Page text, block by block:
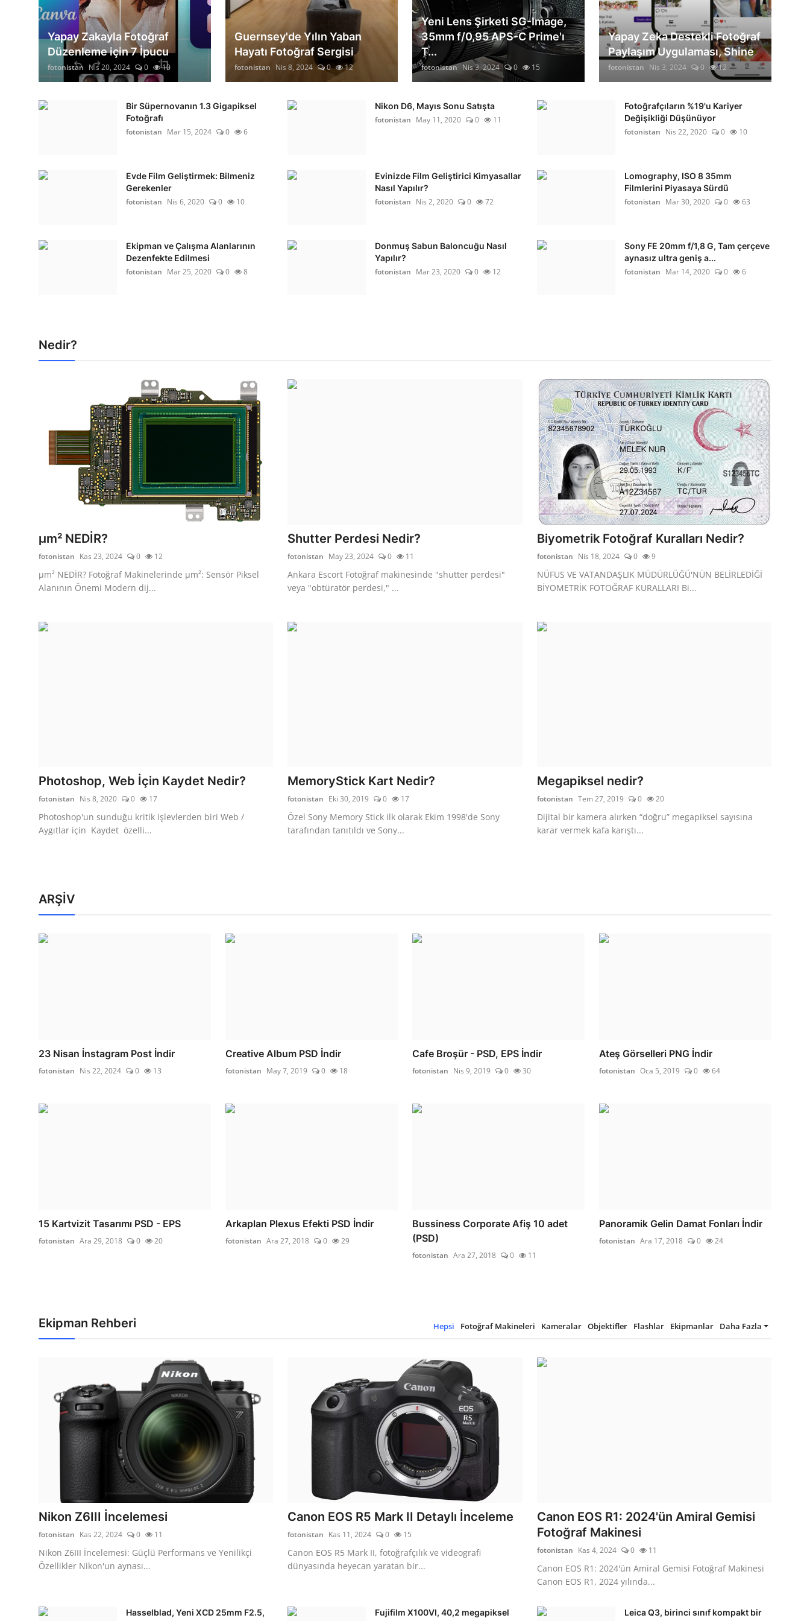
Yapay Zakayla Fotoğraf
Düzenleme için 7 İpucu
fotonistan Nis 20, 2024 0 10
Guernsey'de Yılın Yaban
Hayatı Fotoğraf Sergisi
fotonistan Nis 8, 2024 0 12
Yeni Lens Şirketi SG-Image,
35mm f/0,95 APS-C Prime'ı
T...
fotonistan Nis 3, 2024 0 15
Yapay Zeka Destekli Fotoğraf
Paylaşım Uygulaması, Shine
fotonistan Nis 3, 2024 0 12
Bir Süpernovanın 1.3 Gigapiksel
Fotoğrafı
fotonistan Mar 15, 2024 0 6
Nikon D6, Mayıs Sonu Satışta
fotonistan May 11, 2020 0 11
Fotoğrafçıların %19'u Kariyer
Değişikliği Düşünüyor
fotonistan Nis 22, 2020 0 10
Evde Film Geliştirmek: Bilmeniz
Gerekenler
fotonistan Nis 6, 2020 0 10
Evinizde Film Geliştirici Kimyasallar
Nasıl Yapılır?
fotonistan Nis 2, 2020 0 72
Lomography, ISO 8 35mm
Filmlerini Piyasaya Sürdü
fotonistan Mar 30, 2020 0 63
Ekipman ve Çalışma Alanlarının
Dezenfekte Edilmesi
fotonistan Mar 25, 2020 0 8
Donmuş Sabun Baloncuğu Nasıl
Yapılır?
fotonistan Mar 23, 2020 0 12
Sony FE 20mm f/1,8 G, Tam çerçeve
aynasız ultra geniş a...
fotonistan Mar 14, 2020 0 6
Nedir?
µm² NEDİR?
fotonistan Kas 23, 2024 0 12
µm² NEDİR? Fotoğraf Makinelerinde µm²: Sensör Piksel
Alanının Önemi Modern dij...
Shutter Perdesi Nedir?
fotonistan May 23, 2024 0 11
Ankara Escort Fotoğraf makinesinde "shutter perdesi"
veya "obtüratör perdesi," ...
Biyometrik Fotoğraf Kuralları Nedir?
fotonistan Nis 18, 2024 0 9
NÜFUS VE VATANDAŞLIK MÜDÜRLÜĞÜ'NÜN BELİRLEDİĞİ
BİYOMETRİK FOTOĞRAF KURALLARI Bi...
Photoshop, Web İçin Kaydet Nedir?
fotonistan Nis 8, 2020 0 17
Photoshop'un sunduğu kritik işlevlerden biri Web /
Aygıtlar için Kaydet özelli...
MemoryStick Kart Nedir?
fotonistan Eki 30, 2019 0 17
Özel Sony Memory Stick ilk olarak Ekim 1998'de Sony
tarafından tanıtıldı ve Sony...
Megapiksel nedir?
fotonistan Tem 27, 2019 0 20
Dijital bir kamera alırken “doğru” megapiksel sayısına
karar vermek kafa karıştı...
ARŞİV
23 Nisan İnstagram Post İndir
fotonistan Nis 22, 2024 0 13
Creative Album PSD İndir
fotonistan May 7, 2019 0 18
Cafe Broşür - PSD, EPS İndir
fotonistan Nis 9, 2019 0 30
Ateş Görselleri PNG İndir
fotonistan Oca 5, 2019 0 64
15 Kartvizit Tasarımı PSD - EPS
fotonistan Ara 29, 2018 0 20
Arkaplan Plexus Efekti PSD İndir
fotonistan Ara 27, 2018 0 29
Bussiness Corporate Afiş 10 adet
(PSD)
fotonistan Ara 27, 2018 0 11
Panoramik Gelin Damat Fonları İndir
fotonistan Ara 17, 2018 0 24
Ekipman Rehberi Hepsi Fotoğraf Makineleri Kameralar Objektifler Flashlar Ekipmanlar Daha Fazla
Nikon Z6III İncelemesi
fotonistan Kas 22, 2024 0 11
Nikon Z6III İncelemesi: Güçlü Performans ve Yenilikçi
Özellikler Nikon'un aynası...
Canon EOS R5 Mark II Detaylı İnceleme
fotonistan Kas 11, 2024 0 15
Canon EOS R5 Mark II, fotoğrafçılık ve videografi
dünyasında heyecan yaratan bir...
Canon EOS R1: 2024'ün Amiral Gemisi
Fotoğraf Makinesi
fotonistan Kas 4, 2024 0 11
Canon EOS R1: 2024'ün Amiral Gemisi Fotoğraf Makinesi
Canon EOS R1, 2024 yılında...
Hasselblad, Yeni XCD 25mm F2.5,
Fujifilm X100VI, 40,2 megapiksel
Leica Q3, birinci sınıf kompakt bir